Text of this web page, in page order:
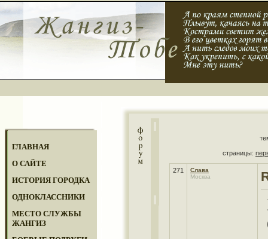
ГЛАВНАЯ
О САЙТЕ
ИСТОРИЯ ГОРОДКА
ОДНОКЛАССНИКИ
МЕСТО СЛУЖБЫ
ЖАНГИЗ
страницы:
271
Слава
Москва